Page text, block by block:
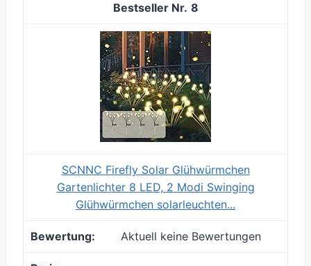
8
SCNNC Firefly Solar Glühwürmchen
Gartenlichter 8 LED, 2 Modi Swinging
Glühwürmchen solarleuchten...
Aktuell keine Bewertungen